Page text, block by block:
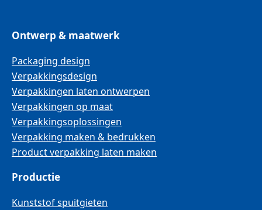
Ontwerp & maatwerk
Packaging design
Verpakkingsdesign
Verpakkingen laten ontwerpen
Verpakkingen op maat
Verpakkingsoplossingen
Verpakking maken & bedrukken
Product verpakking laten maken
Productie
Kunststof spuitgieten